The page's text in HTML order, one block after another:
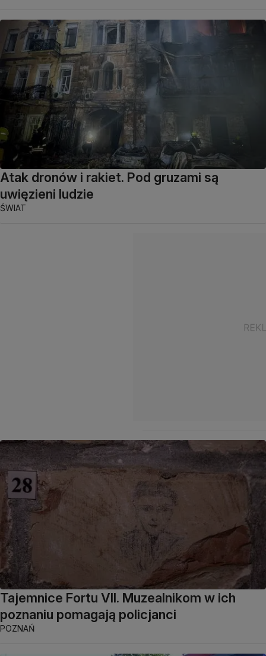
Atak dronów i rakiet. Pod gruzami są
uwięzieni ludzie
ŚWIAT
Tajemnice Fortu VII. Muzealnikom w ich
poznaniu pomagają policjanci
POZNAŃ